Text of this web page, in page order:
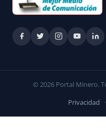
© 2026 Portal Minero.
Privacidad ·